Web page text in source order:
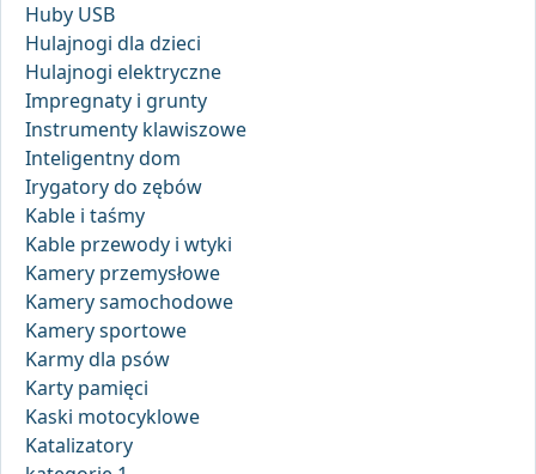
Huby USB
Hulajnogi dla dzieci
Hulajnogi elektryczne
Impregnaty i grunty
Instrumenty klawiszowe
Inteligentny dom
Irygatory do zębów
Kable i taśmy
Kable przewody i wtyki
Kamery przemysłowe
Kamery samochodowe
Kamery sportowe
Karmy dla psów
Karty pamięci
Kaski motocyklowe
Katalizatory